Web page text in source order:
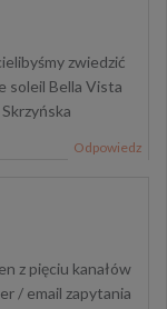
zwiedzić
soleil Bella Vista
Odpowiedz
z pięciu kanałów
/ email zapytania